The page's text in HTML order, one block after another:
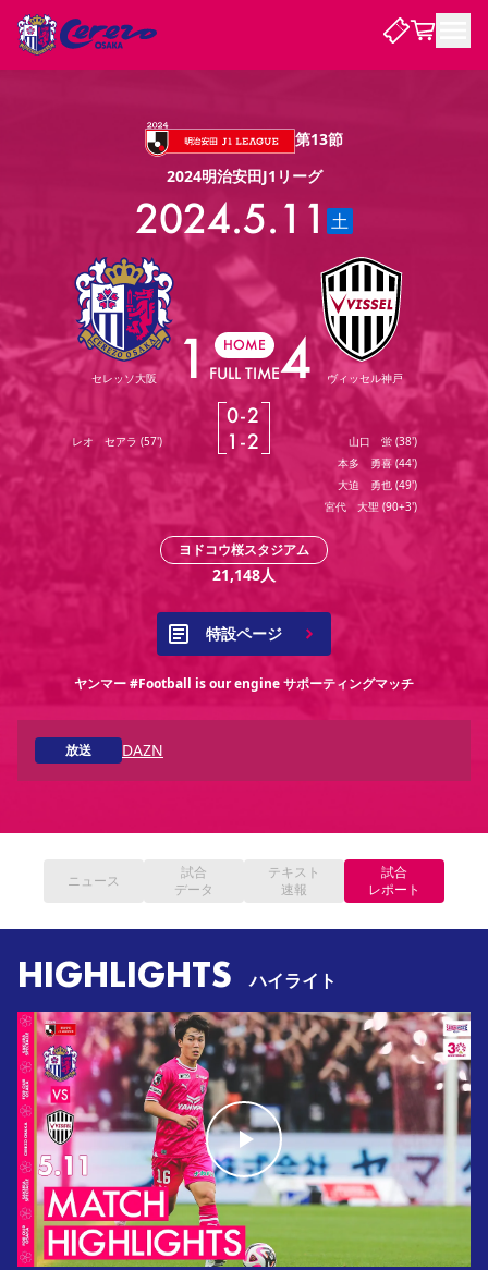
順位表
チームについて
選手・スタッフ スケジュール メディア情報 アクセス レディース
アカデミー ハナサカプレーヤー 歴代所属選手
チケット
チケット情報 販売スケジュール 価格・席種
購入方法
シーズンシート
法人シーズンシート 福祉サービス 団体チケット
特定興行入場券
譲渡サービス リセールサービス
観戦ガイド
初めて観戦ガイド キッズ向けサービス グルメ
マッチデープログラム
観戦マナー&ルール
ビジターサポーター観戦ガイド 公式アプリ
スタジアム
YANMAR HANASAKA STADIUM
DAZNで観戦
よくある質問
クラブを知る
セレッソ大阪について
クラブ紹介 沿革 シーズン記録 求人情報
サポートする
パートナー企業募集中 セレッソ大阪VISAカード
サポートスタッフ
セレッソアイデアちょうだいな
応援商店街
Lise（ライセンスビジネス）
サステナビリティ
サステナビリティポリシー SDGsのゴール インパクトレポート
SPORT POSITIVE LEAGUES
関連団体/施設
長居公園 セレッソフットサルパーク
セレッソスポーツパーク舞洲
ファンクラブ
ファンクラブ
SAKURA SOCIO SAKURA POINT Program 招待券引換方法 先行入場
まいセレチケット
会員規定 婚姻届・出生届・命名書
ニュース
ニュース
すべて
ファンクラブ
パートナー スポーツクラブ メディア
レディース
第13節
2024明治安田J1リーグ
2024.5.11 土
セレッソ大阪
レオ セアラ (57')
1 HOME
FULL TIME4
0-2
1-2
ヴィッセル神戸
山口 蛍 (38')
本多 勇喜 (44')
大迫 勇也 (49')
宮代 大聖 (90+3')
ヨドコウ桜スタジアム
21,148人
特設ページ
ヤンマー #Football is our engine サポーティングマッチ
放送 DAZN
ニュース
試合
データ
テキスト
速報
試合
レポート
HIGHLIGHTS ハイライト